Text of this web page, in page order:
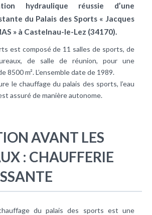
hydraulique réussie d’une
du Palais des Sports « Jacques
» à Castelnau-le-Lez (34170).
est composé de 11 salles de sports, de
de salle de réunion, pour une
8500 m². L’ensemble date de 1989.
le chauffagedu palais des sports, l’eau
assuré de manière autonome.
AVANT LES
: CHAUFFERIE
du palais des sports est une